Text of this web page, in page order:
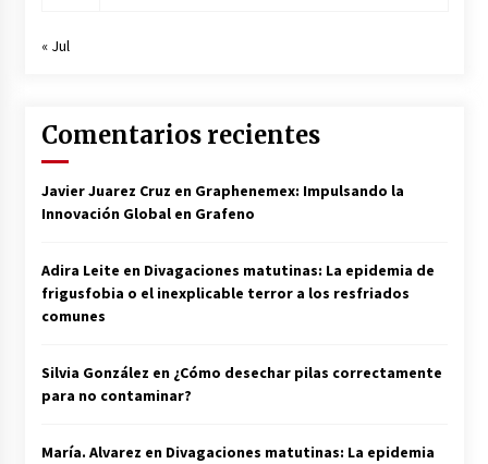
« Jul
Comentarios recientes
Javier Juarez Cruz en Graphenemex: Impulsando la
Innovación Global en Grafeno
Adira Leite en Divagaciones matutinas: La epidemia de
frigusfobia o el inexplicable terror a los resfriados
comunes
Silvia González en ¿Cómo desechar pilas correctamente
para no contaminar?
María. Alvarez en Divagaciones matutinas: La epidemia